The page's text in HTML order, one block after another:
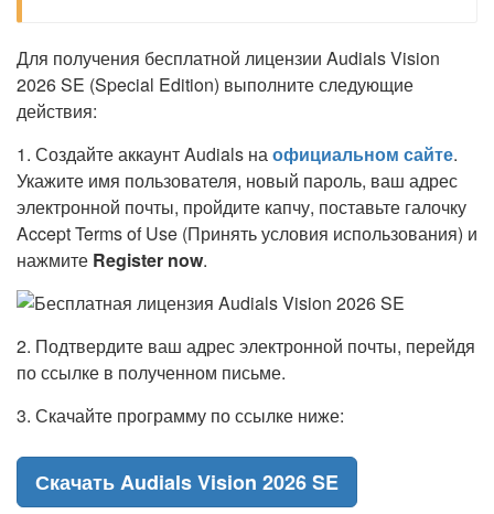
Для получения бесплатной лицензии Audials Vision
2026 SE (Special Edition) выполните следующие
действия:
1. Создайте аккаунт Audials наофициальном сайте.
Укажите имя пользователя, новый пароль, ваш адрес
электронной почты, пройдите капчу, поставьте галочку
Accept Terms of Use (Принять условия использования) и
нажмите Register now.
2. Подтвердите ваш адрес электронной почты, перейдя
по ссылке в полученном письме.
3. Скачайте программу по ссылке ниже:
Скачать Audials Vision 2026 SE